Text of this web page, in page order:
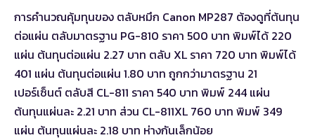
การคำนวณคุ้มทุนของ ตลับหมึก Canon MP287 ต้องดูที่ต้นทุน
ต่อแผ่น ตลับมาตรฐาน PG-810 ราคา 500 บาท พิมพ์ได้ 220
แผ่น ต้นทุนต่อแผ่น 2.27 บาท ตลับ XL ราคา 720 บาท พิมพ์ได้
401 แผ่น ต้นทุนต่อแผ่น 1.80 บาท ถูกกว่ามาตรฐาน 21
เปอร์เซ็นต์ ตลับสี CL-811 ราคา 540 บาท พิมพ์ 244 แผ่น
ต้นทุนแผ่นละ 2.21 บาท ส่วน CL-811XL 760 บาท พิมพ์ 349
แผ่น ต้นทุนแผ่นละ 2.18 บาท ห่างกันเล็กน้อย